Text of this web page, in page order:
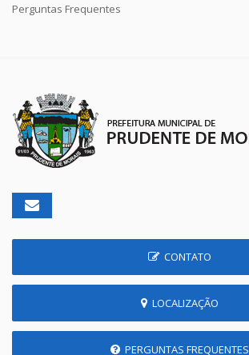
Perguntas Frequentes
CONTATO
LOCALIZAÇÃO
PERGUNTAS FREQUENTES